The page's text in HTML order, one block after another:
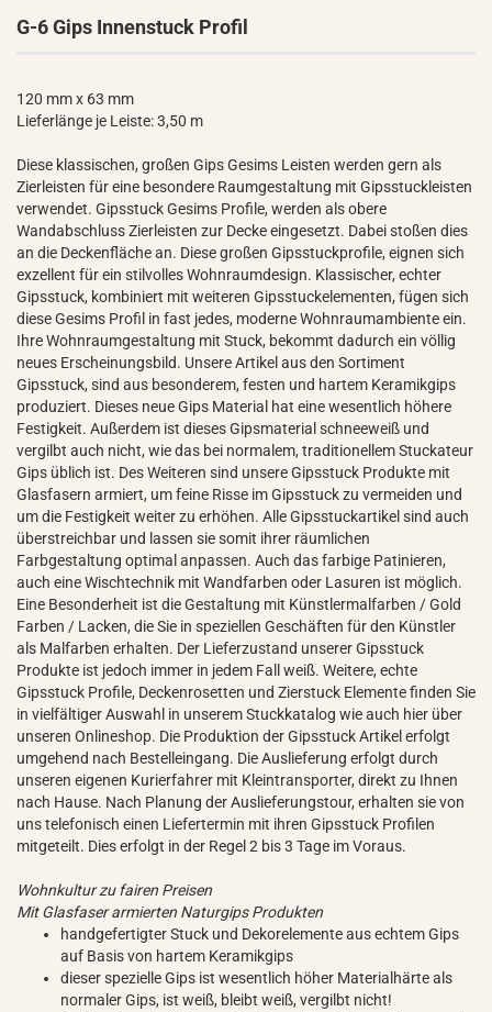
G-6 Gips Innenstuck Profil
120 mm x 63 mm
Lieferlänge je Leiste: 3,50 m
Diese klassischen, großen Gips Gesims Leisten werden gern als
Zierleisten für eine besondere Raumgestaltung mit Gipsstuckleisten
verwendet. Gipsstuck Gesims Profile, werden als obere
Wandabschluss Zierleisten zur Decke eingesetzt. Dabei stoßen dies
an die Deckenfläche an. Diese großen Gipsstuckprofile, eignen sich
exzellent für ein stilvolles Wohnraumdesign. Klassischer, echter
Gipsstuck, kombiniert mit weiteren Gipsstuckelementen, fügen sich
diese Gesims Profil in fast jedes, moderne Wohnraumambiente ein.
Ihre Wohnraumgestaltung mit Stuck, bekommt dadurch ein völlig
neues Erscheinungsbild. Unsere Artikel aus den Sortiment
Gipsstuck, sind aus besonderem, festen und hartem Keramikgips
produziert. Dieses neue Gips Material hat eine wesentlich höhere
Festigkeit. Außerdem ist dieses Gipsmaterial schneeweiß und
vergilbt auch nicht, wie das bei normalem, traditionellem Stuckateur
Gips üblich ist. Des Weiteren sind unsere Gipsstuck Produkte mit
Glasfasern armiert, um feine Risse im Gipsstuck zu vermeiden und
um die Festigkeit weiter zu erhöhen. Alle Gipsstuckartikel sind auch
überstreichbar und lassen sie somit ihrer räumlichen
Farbgestaltung optimal anpassen. Auch das farbige Patinieren,
auch eine Wischtechnik mit Wandfarben oder Lasuren ist möglich.
Eine Besonderheit ist die Gestaltung mit Künstlermalfarben / Gold
Farben / Lacken, die Sie in speziellen Geschäften für den Künstler
als Malfarben erhalten. Der Lieferzustand unserer Gipsstuck
Produkte ist jedoch immer in jedem Fall weiß. Weitere, echte
Gipsstuck Profile, Deckenrosetten und Zierstuck Elemente finden Sie
in vielfältiger Auswahl in unserem Stuckkatalog wie auch hier über
unseren Onlineshop. Die Produktion der Gipsstuck Artikel erfolgt
umgehend nach Bestelleingang. Die Auslieferung erfolgt durch
unseren eigenen Kurierfahrer mit Kleintransporter, direkt zu Ihnen
nach Hause. Nach Planung der Auslieferungstour, erhalten sie von
uns telefonisch einen Liefertermin mit ihren Gipsstuck Profilen
mitgeteilt. Dies erfolgt in der Regel 2 bis 3 Tage im Voraus.
Wohnkultur zu fairen Preisen
Mit Glasfaser armierten Naturgips Produkten
handgefertigter Stuck und Dekorelemente aus echtem Gips
auf Basis von hartem Keramikgips
dieser spezielle Gips ist wesentlich höher Materialhärte als
normaler Gips, ist weiß, bleibt weiß, vergilbt nicht!